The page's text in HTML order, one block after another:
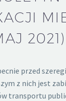
2021)
przed
z nich jest
transportu